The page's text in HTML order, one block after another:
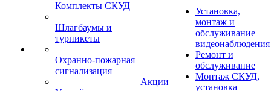
Комплекты СКУД
Шлагбаумы и
турникеты
Охранно-пожарная
сигнализация
Акции
Установка,
монтаж и
обслуживание
видеонаблюдения
Ремонт и
обслуживание
Монтаж СКУД,
установка